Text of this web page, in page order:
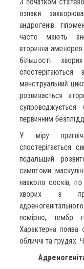
ознаки
андрогенів:
часто мають
вторинна
більшості
менструальний
розвивається
первинним
У міру
спостерігається
подальший
симптоми
навколо сосків, по
хворих з
помірно, тембр
Характерна поява
обличчі та грудях.